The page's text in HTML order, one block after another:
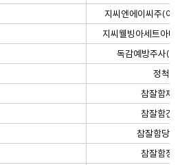
지씨엔에이씨주(아
지씨웰빙아세트아
독감예방주사(
정척탕
참잘함제
참잘함건
참잘함당귀
참잘함정